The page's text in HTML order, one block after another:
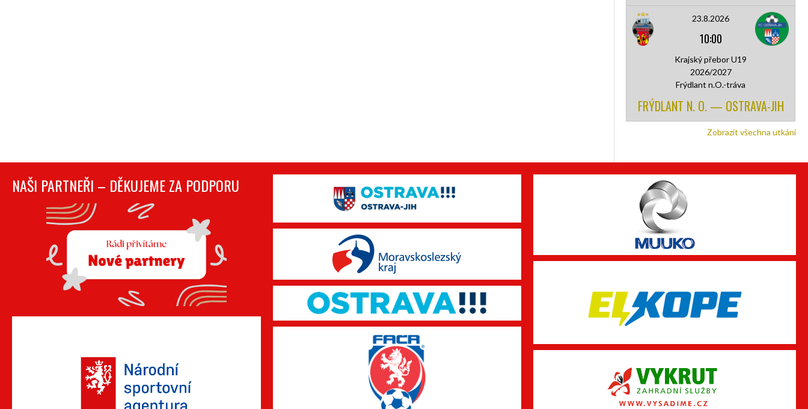
23.8.2026
10:00
Krajský přebor U19
2026/2027
Frýdlant n.O.-tráva
FRÝDLANT N. O. — OSTRAVA-JIH
Zobrazit všechna utkání
NAŠI PARTNEŘI – DĚKUJEME ZA PODPORU